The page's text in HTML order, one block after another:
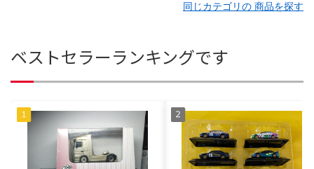
同じカテゴリの 商品を探す
ベストセラーランキングです